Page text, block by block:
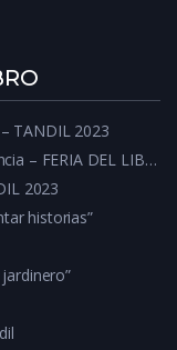
TANDIL 2023
Urruchúa Autor del libro Huellas de Experiencia – FERIA DEL LIBRO – TANDIL 2023
2023
historias”